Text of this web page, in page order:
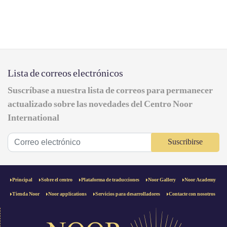
Lista de correos electrónicos
Suscríbase a nuestra lista de correos para permanecer
actualizado sobre las novedades del Centro Noor
International
Suscribirse
Principal Sobre el centro Plataforma de traducciones Noor Gallery Noor Academy
Tienda Noor Noor applications Servicios para desarrolladores Contacte con nosotros